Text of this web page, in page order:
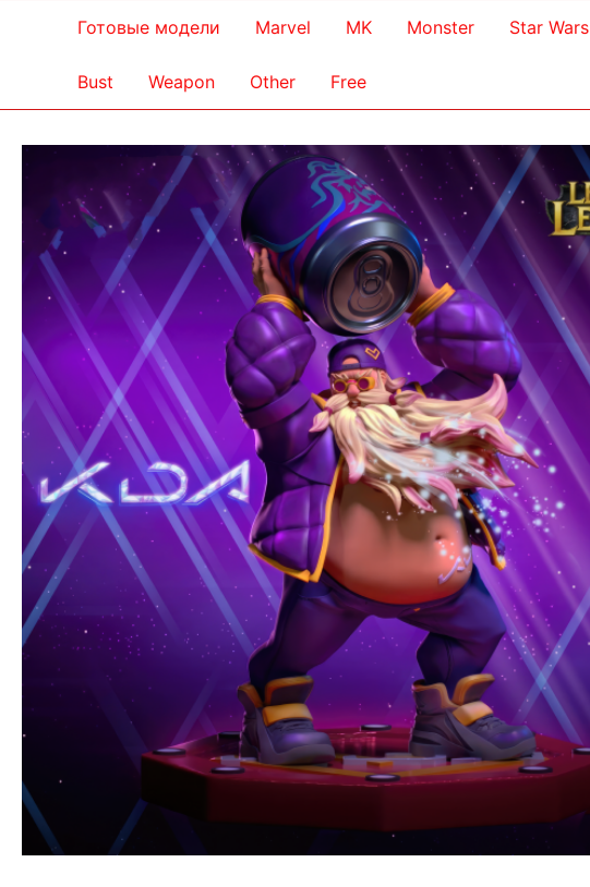
Готовые модели Marvel MK Monster Star Wars
Bust Weapon Other Free